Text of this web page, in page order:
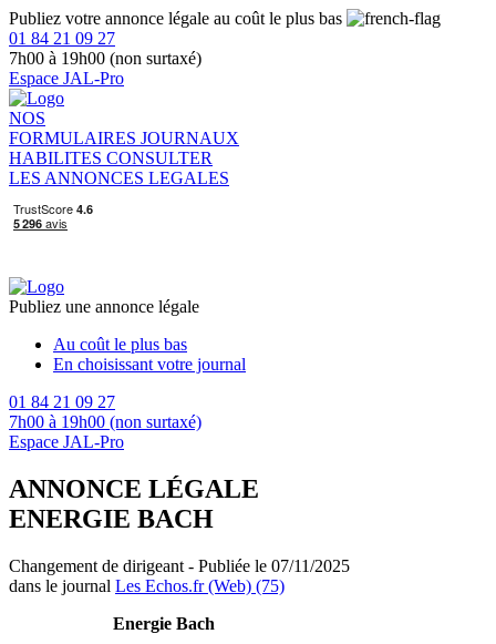
Publiez votre annonce légale au coût le plus bas
01 84 21 09 27
7h00 à 19h00 (non surtaxé)
Espace JAL-Pro
NOS
FORMULAIRES JOURNAUX
HABILITES CONSULTER
LES ANNONCES LEGALES
Publiez une annonce légale
Au coût le plus bas
En choisissant votre journal
01 84 21 09 27
7h00 à 19h00 (non surtaxé)
Espace JAL-Pro
ANNONCE LÉGALE
ENERGIE BACH
Changement de dirigeant - Publiée le 07/11/2025
dans le journal Les Echos.fr (Web) (75)
Energie Bach